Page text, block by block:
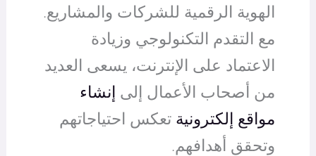
الهوية الرقمية للشركات والمشاريع.
مع التقدم التكنولوجي وزيادة
الاعتماد على الإنترنت، يسعى العديد
من أصحاب الأعمال إلى إنشاء
مواقع إلكترونية تعكس احتياجاتهم
وتحقق أهدافهم.